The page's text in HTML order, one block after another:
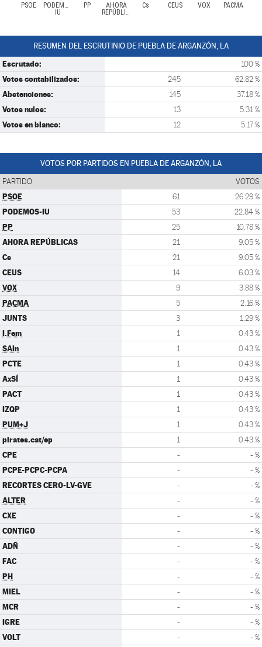
PSOE
PODEMOS-
IU
PP
AHORA
REPÚBLICAS
Cs CEUS VOX PACMA
RESUMEN DEL ESCRUTINIO DE PUEBLA DE ARGANZÓN, LA
Escrutado: 100 %
Votos contabilizados: 245 62.82 %
Abstenciones: 145 37.18 %
Votos nulos: 13 5.31 %
Votos en blanco: 12 5.17 %
VOTOS POR PARTIDOS EN PUEBLA DE ARGANZÓN, LA
PARTIDO VOTOS
PSOE 61 26.29 %
PODEMOS-IU 53 22.84 %
PP 25 10.78 %
AHORA REPÚBLICAS 21 9.05 %
Cs 21 9.05 %
CEUS 14 6.03 %
VOX 9 3.88 %
PACMA 5 2.16 %
JUNTS 3 1.29 %
I.Fem 1 0.43 %
SAIn 1 0.43 %
PCTE 1 0.43 %
AxSÍ 1 0.43 %
PACT 1 0.43 %
IZQP 1 0.43 %
PUM+J 1 0.43 %
pirates.cat/ep 1 0.43 %
CPE - - %
PCPE-PCPC-PCPA - - %
RECORTES CERO-LV-GVE - - %
ALTER - - %
CXE - - %
CONTIGO - - %
ADÑ - - %
FAC - - %
PH - - %
MIEL - - %
MCR - - %
IGRE - - %
VOLT - - %